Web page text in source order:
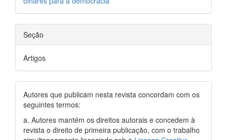
Seção
Artigos
Autores que publicam nesta revista concordam com os
seguintes termos:
a. Autores mantém os direitos autorais e concedem à
revista o direito de primeira publicação, com o trabalho